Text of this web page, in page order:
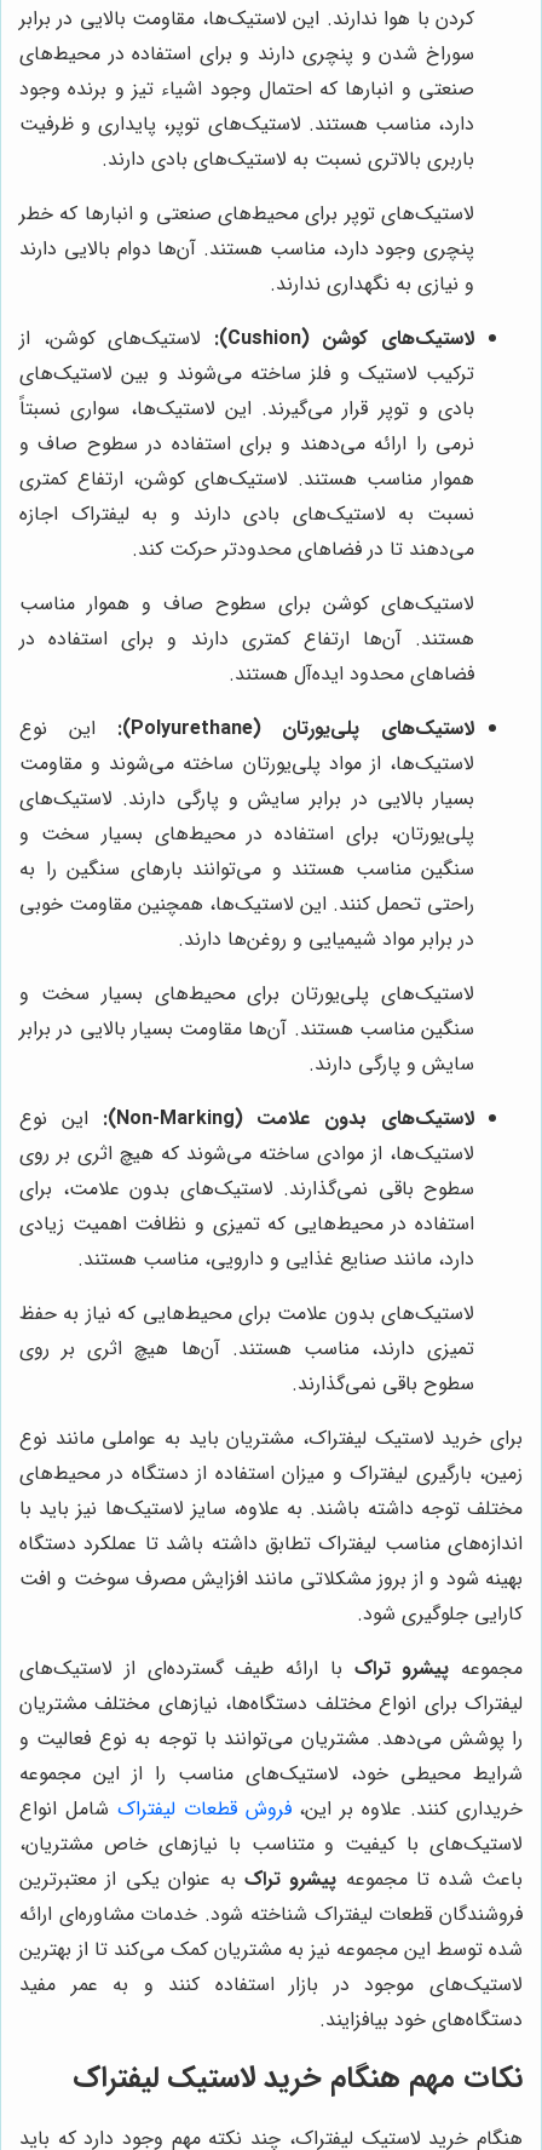
کردن با هوا ندارند. این لاستیک‌ها، مقاومت بالایی در برابر
سوراخ شدن و پنچری دارند و برای استفاده در محیط‌های
صنعتی و انبارها که احتمال وجود اشیاء تیز و برنده وجود
دارد، مناسب هستند. لاستیک‌های توپر، پایداری و ظرفیت
باربری بالاتری نسبت به لاستیک‌های بادی دارند.
لاستیک‌های توپر برای محیط‌های صنعتی و انبارها که خطر
پنچری وجود دارد، مناسب هستند. آن‌ها دوام بالایی دارند
و نیازی به نگهداری ندارند.
لاستیک‌های کوشن (Cushion):
لاستیک‌های کوشن، از
ترکیب لاستیک و فلز ساخته می‌شوند و بین لاستیک‌های
بادی و توپر قرار می‌گیرند. این لاستیک‌ها، سواری نسبتاً
نرمی را ارائه می‌دهند و برای استفاده در سطوح صاف و
هموار مناسب هستند. لاستیک‌های کوشن، ارتفاع کمتری
نسبت به لاستیک‌های بادی دارند و به لیفتراک اجازه
می‌دهند تا در فضاهای محدودتر حرکت کند.
لاستیک‌های کوشن برای سطوح صاف و هموار مناسب
هستند. آن‌ها ارتفاع کمتری دارند و برای استفاده در
فضاهای محدود ایده‌آل هستند.
لاستیک‌های پلی‌یورتان (Polyurethane):
این نوع
لاستیک‌ها، از مواد پلی‌یورتان ساخته می‌شوند و مقاومت
بسیار بالایی در برابر سایش و پارگی دارند. لاستیک‌های
پلی‌یورتان، برای استفاده در محیط‌های بسیار سخت و
سنگین مناسب هستند و می‌توانند بارهای سنگین را به
راحتی تحمل کنند. این لاستیک‌ها، همچنین مقاومت خوبی
در برابر مواد شیمیایی و روغن‌ها دارند.
لاستیک‌های پلی‌یورتان برای محیط‌های بسیار سخت و
سنگین مناسب هستند. آن‌ها مقاومت بسیار بالایی در برابر
سایش و پارگی دارند.
لاستیک‌های بدون علامت (Non-Marking):
این نوع
لاستیک‌ها، از موادی ساخته می‌شوند که هیچ اثری بر روی
سطوح باقی نمی‌گذارند. لاستیک‌های بدون علامت، برای
استفاده در محیط‌هایی که تمیزی و نظافت اهمیت زیادی
دارد، مانند صنایع غذایی و دارویی، مناسب هستند.
لاستیک‌های بدون علامت برای محیط‌هایی که نیاز به حفظ
تمیزی دارند، مناسب هستند. آن‌ها هیچ اثری بر روی
سطوح باقی نمی‌گذارند.
برای خرید لاستیک لیفتراک، مشتریان باید به عواملی مانند نوع
زمین، بارگیری لیفتراک و میزان استفاده از دستگاه در محیط‌های
مختلف توجه داشته باشند. به علاوه، سایز لاستیک‌ها نیز باید با
اندازه‌های مناسب لیفتراک تطابق داشته باشد تا عملکرد دستگاه
بهینه شود و از بروز مشکلاتی مانند افزایش مصرف سوخت و افت
کارایی جلوگیری شود.
مجموعه پیشرو تراک با ارائه طیف گسترده‌ای از لاستیک‌های
لیفتراک برای انواع مختلف دستگاه‌ها، نیازهای مختلف مشتریان
را پوشش می‌دهد. مشتریان می‌توانند با توجه به نوع فعالیت و
شرایط محیطی خود، لاستیک‌های مناسب را از این مجموعه
خریداری کنند. علاوه بر این،فروش قطعات لیفتراک شامل انواع
لاستیک‌های با کیفیت و متناسب با نیازهای خاص مشتریان،
باعث شده تا مجموعه پیشرو تراک به عنوان یکی از معتبرترین
فروشندگان قطعات لیفتراک شناخته شود. خدمات مشاوره‌ای ارائه
شده توسط این مجموعه نیز به مشتریان کمک می‌کند تا از بهترین
لاستیک‌های موجود در بازار استفاده کنند و به عمر مفید
دستگاه‌های خود بیافزایند.
نکات مهم هنگام خرید لاستیک لیفتراک
هنگام خرید لاستیک لیفتراک، چند نکته مهم وجود دارد که باید